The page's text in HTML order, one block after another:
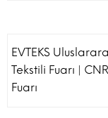
EVTEKS
Tekstili Fuarı |
Fuarı